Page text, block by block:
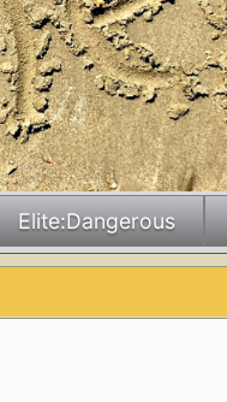
Elite:Dangerous